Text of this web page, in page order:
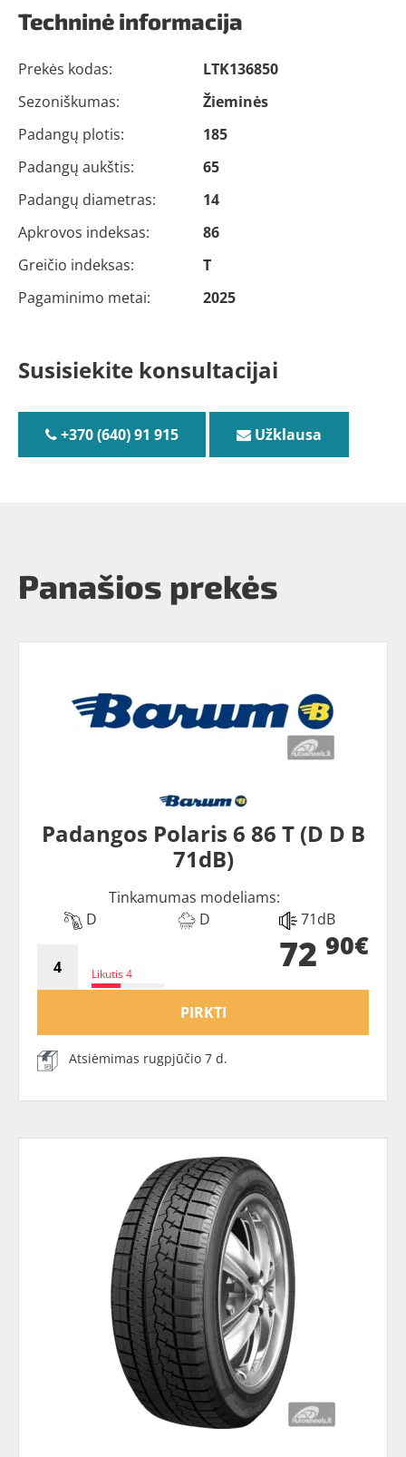
Techninė informacija
Prekės kodas:
LTK136850
Sezoniškumas:
Žieminės
Padangų plotis:
185
Padangų aukštis:
65
Padangų diametras:
14
Apkrovos indeksas:
86
Greičio indeksas:
T
Pagaminimo metai:
2025
Susisiekite konsultacijai
+370 (640) 91 915 Užklausa
Panašios prekės
Padangos Polaris 6 86 T (D D B
71dB)
Tinkamumas modeliams:
D
D 71dB
Likutis 4 72 90€
PIRKTI
Atsiėmimas rugpjūčio 7 d.